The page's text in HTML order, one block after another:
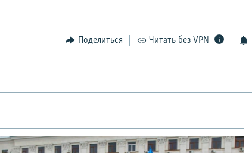
Поделиться Читать без VPN